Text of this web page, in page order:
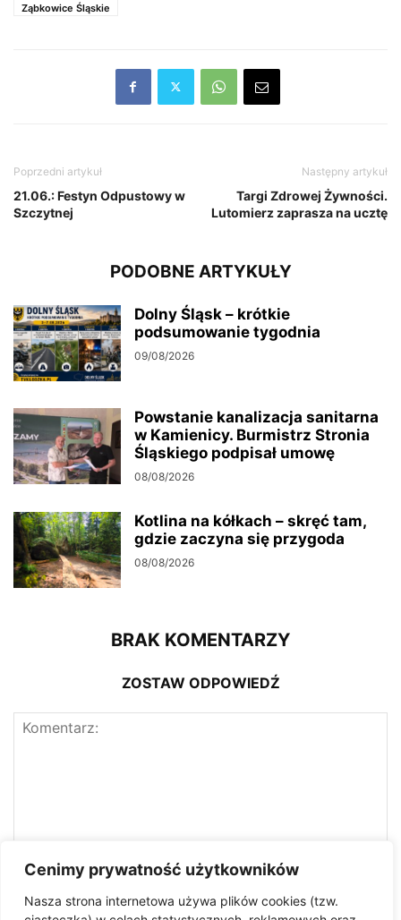
Cenimy prywatność użytkowników
Nasza strona internetowa używa plików cookies (tzw.
Ząbkowice Śląskie
Poprzedni artykuł
21.06.: Festyn Odpustowy w
Szczytnej
Następny artykuł
Targi Zdrowej Żywności.
Lutomierz zaprasza na ucztę
PODOBNE ARTYKUŁY
Dolny Śląsk – krótkie
podsumowanie tygodnia
09/08/2026
Powstanie kanalizacja sanitarna
w Kamienicy. Burmistrz Stronia
Śląskiego podpisał umowę
08/08/2026
Kotlina na kółkach – skręć tam,
gdzie zaczyna się przygoda
08/08/2026
BRAK KOMENTARZY
ZOSTAW ODPOWIEDŹ